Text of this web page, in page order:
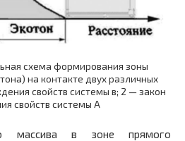
схема формирования зоны
на контакте двух различных
свойств системы в; 2 — закон
свойств системы А
массива в зоне прямого